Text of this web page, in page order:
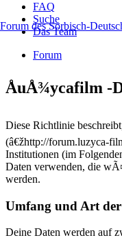
Forum des Sorbisch-
FAQ
Suche
Das Team
Forum
ÅuÅ¾ycafilm -
Diese Richtlinie
(â€žhttp://forum.luzyca-
Institutionen (im
Daten verwenden, die
werden.
Umfang und Art
Deine Daten werden auf